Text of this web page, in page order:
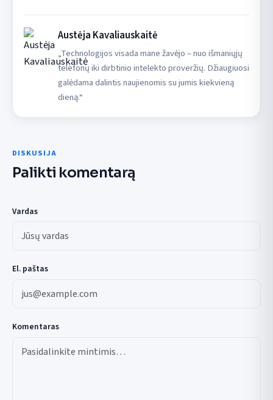
Austėja Kavaliauskaitė
„Technologijos visada mane žavėjo – nuo išmaniųjų
telefonų iki dirbtinio intelekto proveržių. Džiaugiuosi
galėdama dalintis naujienomis su jumis kiekvieną
dieną.“
DISKUSIJA
Palikti komentarą
Vardas
El. paštas
Komentaras